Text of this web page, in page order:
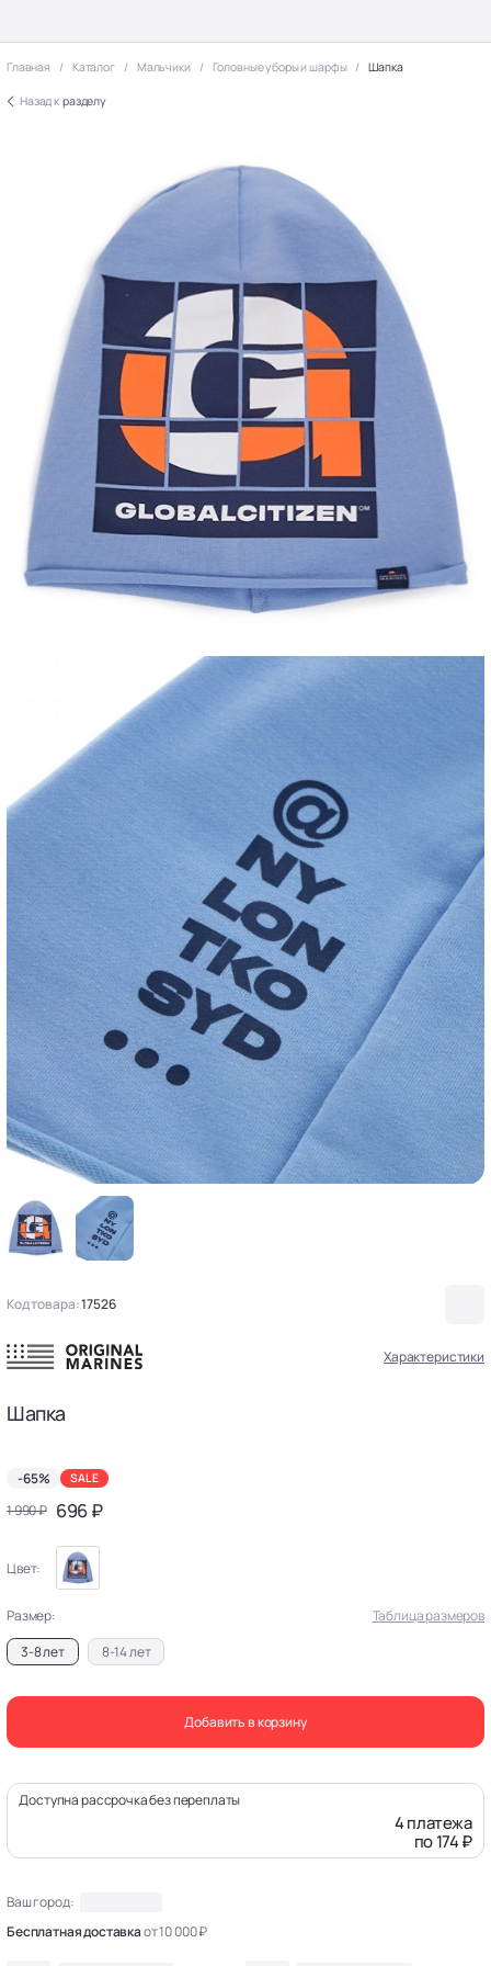
Главная Каталог Мальчики Головные уборы и шарфы Шапка
Назад к разделу
Код товара:17526
Характеристики
Шапка
-65% SALE
1 990 ₽ 696 ₽
Цвет:
Размер:
Таблица размеров
3-8 лет
8-14 лет
Добавить в корзину
Доступна рассрочка без переплаты
4 платежа
по 174 ₽
Ваш город:
Бесплатная доставкаот 10 000 ₽